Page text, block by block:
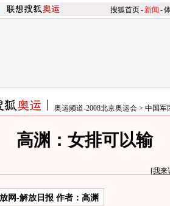
搜狐首页-新闻 -
奥运频道-2008北京奥运会 > 中国军
高渊：女排可以输
[我来
网-解放日报 作者：高渊